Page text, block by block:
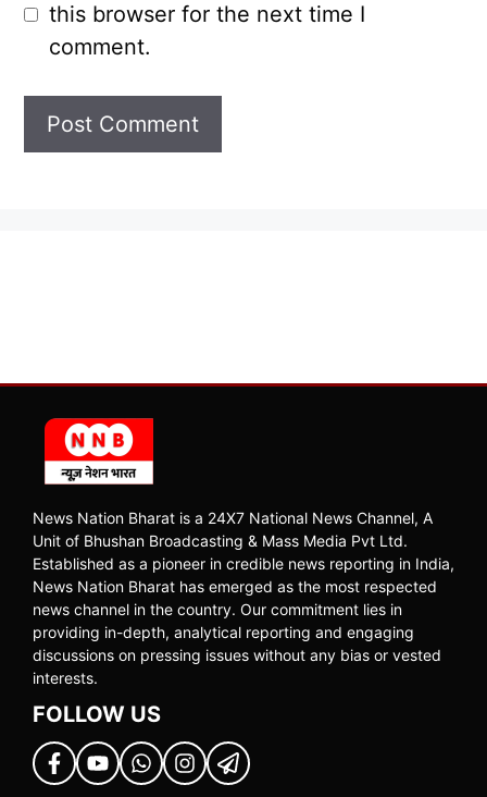
this browser for the next time I
comment.
News Nation Bharat is a 24X7 National News Channel, A
Unit of Bhushan Broadcasting & Mass Media Pvt Ltd.
Established as a pioneer in credible news reporting in India,
News Nation Bharat has emerged as the most respected
news channel in the country. Our commitment lies in
providing in-depth, analytical reporting and engaging
discussions on pressing issues without any bias or vested
interests.
FOLLOW US